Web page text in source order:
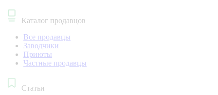
Каталог продавцов
Все продавцы
Заводчики
Приюты
Частные продавцы
Статьи